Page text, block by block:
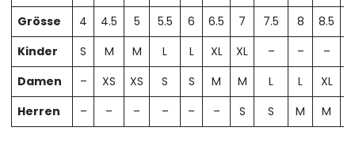
Grösse 4 4.5 5 5.5 6 6.5 7 7.5 8 8.5
Kinder
S M M L L XL XL – – –
Damen
– XS XS S S M M L L XL
Herren
– – – – – – S S M M